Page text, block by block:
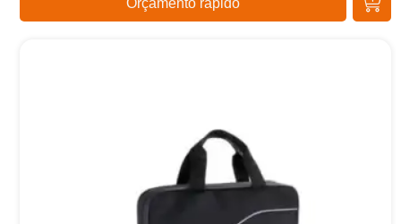
Orçamento rápido